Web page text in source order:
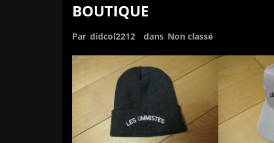
BOUTIQUE
Par didcol2212 dans Non classé